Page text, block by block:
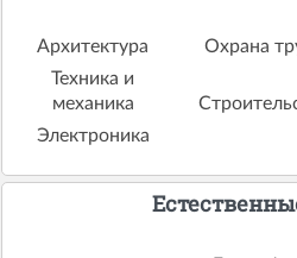
Архитектура
Охрана
Техника и
механика
Электроника